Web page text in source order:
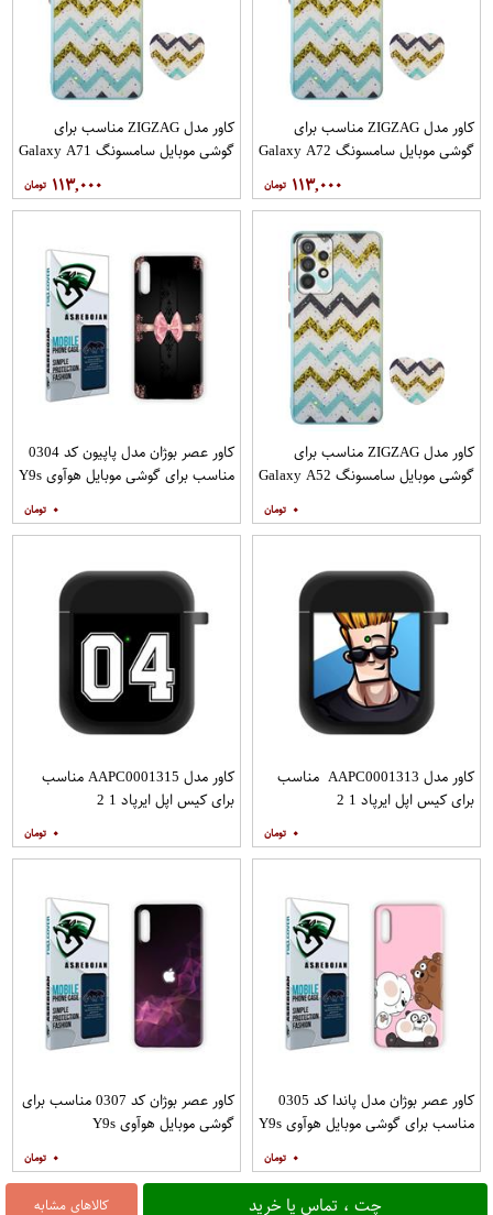
کالاهای مشابه چت ، تماس یا خرید
کاور مدل ZIGZAG مناسب برای
گوشی موبایل سامسونگ Galaxy A72
۱۱۳,۰۰۰
کاور مدل ZIGZAG مناسب برای
گوشی موبایل سامسونگ Galaxy A71
۱۱۳,۰۰۰
کاور مدل ZIGZAG مناسب برای
گوشی موبایل سامسونگ Galaxy A52
۰
کاور عصر بوژان مدل پاپیون کد 0304
مناسب برای گوشی موبایل هوآوی Y9s
۰
کاور مدل AAPC0001313 مناسب
برای کیس اپل ایرپاد 1 2
۰
کاور مدل AAPC0001315 مناسب
برای کیس اپل ایرپاد 1 2
۰
کاور عصر بوژان مدل پاندا کد 0305
مناسب برای گوشی موبایل هوآوی Y9s
۰
کاور عصر بوژان کد 0307 مناسب برای
گوشی موبایل هوآوی Y9s
۰